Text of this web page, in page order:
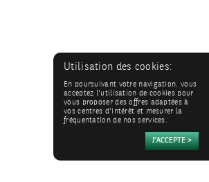
Utilisation des cookies:
En poursuivant votre navigation, vous
acceptez l'utilisation de cookies pour
vous proposer des offres adaptées à
vos centres d'intérêt et mesurer la
fréquentation de nos services.